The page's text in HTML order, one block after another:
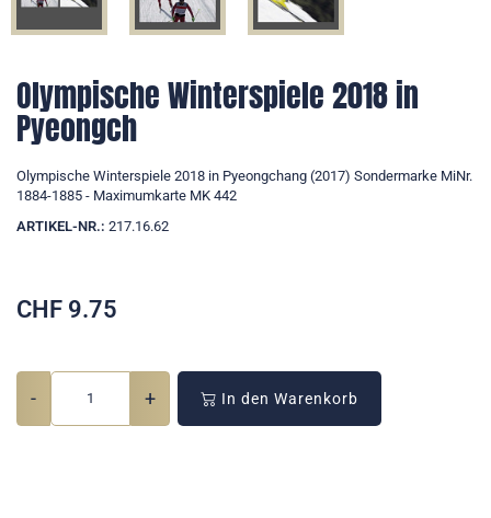
Olympische Winterspiele 2018 in
Pyeongch
Olympische Winterspiele 2018 in Pyeongchang (2017) Sondermarke MiNr.
1884-1885 - Maximumkarte MK 442
ARTIKEL-NR.: 217.16.62
CHF 9.75
- + In den Warenkorb